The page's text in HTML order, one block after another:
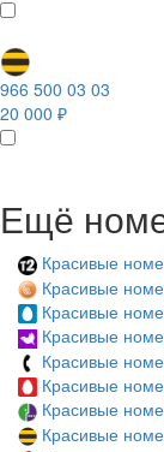
966 500 03 03
20 000 ₽
Ещё
Красивые
Красивые
Красивые
Красивые
Красивые
Красивые
Красивые
Красивые